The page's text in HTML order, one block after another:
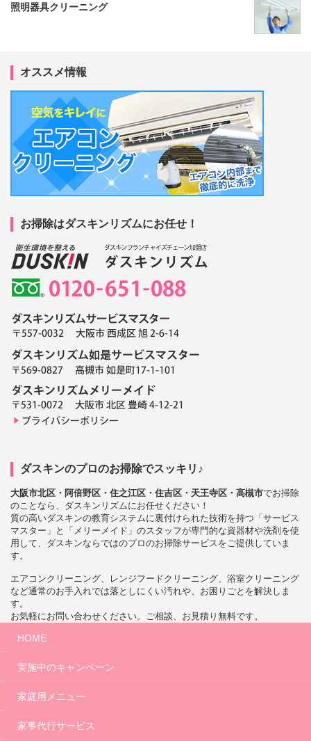
照明器具クリーニング
オススメ情報
お掃除はダスキンリズムにお任せ！
ダスキンのプロのお掃除でスッキリ♪
大阪市北区・阿倍野区・住之江区・住吉区・天王寺区・高槻市でお掃除
のことなら、ダスキンリズムにお任せください！
質の高いダスキンの教育システムに裏付けられた技術を持つ「サービス
マスター」と「メリーメイド」のスタッフが専門的な資器材や洗剤を使
用して、ダスキンならではのプロのお掃除サービスをご提供していま
す。
エアコンクリーニング、レンジフードクリーニング、浴室クリーニング
など通常のお手入れでは落としにくい汚れや、お困りごとを解決しま
す。
お気軽にお問い合わせください。ご相談、お見積り無料です。
HOME
実施中のキャンペーン
家庭用メニュー
家事代行サービス